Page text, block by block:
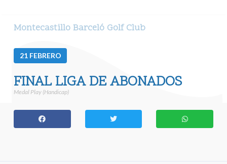
Montecastillo Barceló Golf Club
21 FEBRERO
FINAL LIGA DE ABONADOS
Medal Play (Handicap)